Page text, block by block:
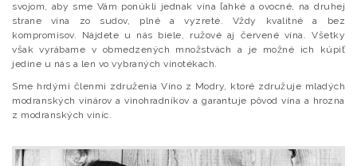
svojom, aby sme Vám ponúkli jednak vína ľahké a ovocné, na druhej
strane vína zo sudov, plné a vyzreté. Vždy kvalitné a bez
kompromisov. Nájdete u nás biele, ružové aj červené vína. Všetky
však vyrábame v obmedzených množstvách a je možné ich kúpiť
jedine u nás a len vo vybraných vinotékach.
Sme hrdými členmi združenia Víno z Modry, ktoré združuje mladých
modranských vinárov a vinohradníkov a garantuje pôvod vína a hrozna
z modranských viníc.